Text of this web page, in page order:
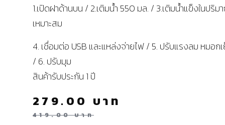
1.เปิดฝาด้านบน / 2.เติมน้ำ 550 มล. / 3.เติมน้ำแข็งในปริ
เหมาะสม
4. เชื่อมต่อ USB และแหล่งจ่ายไฟ / 5. ปรับแรงลม หมอก
/ 6. ปรับมุม
สินค้ารับประกัน 1 ปี
419.00บาท
279.00 บาท